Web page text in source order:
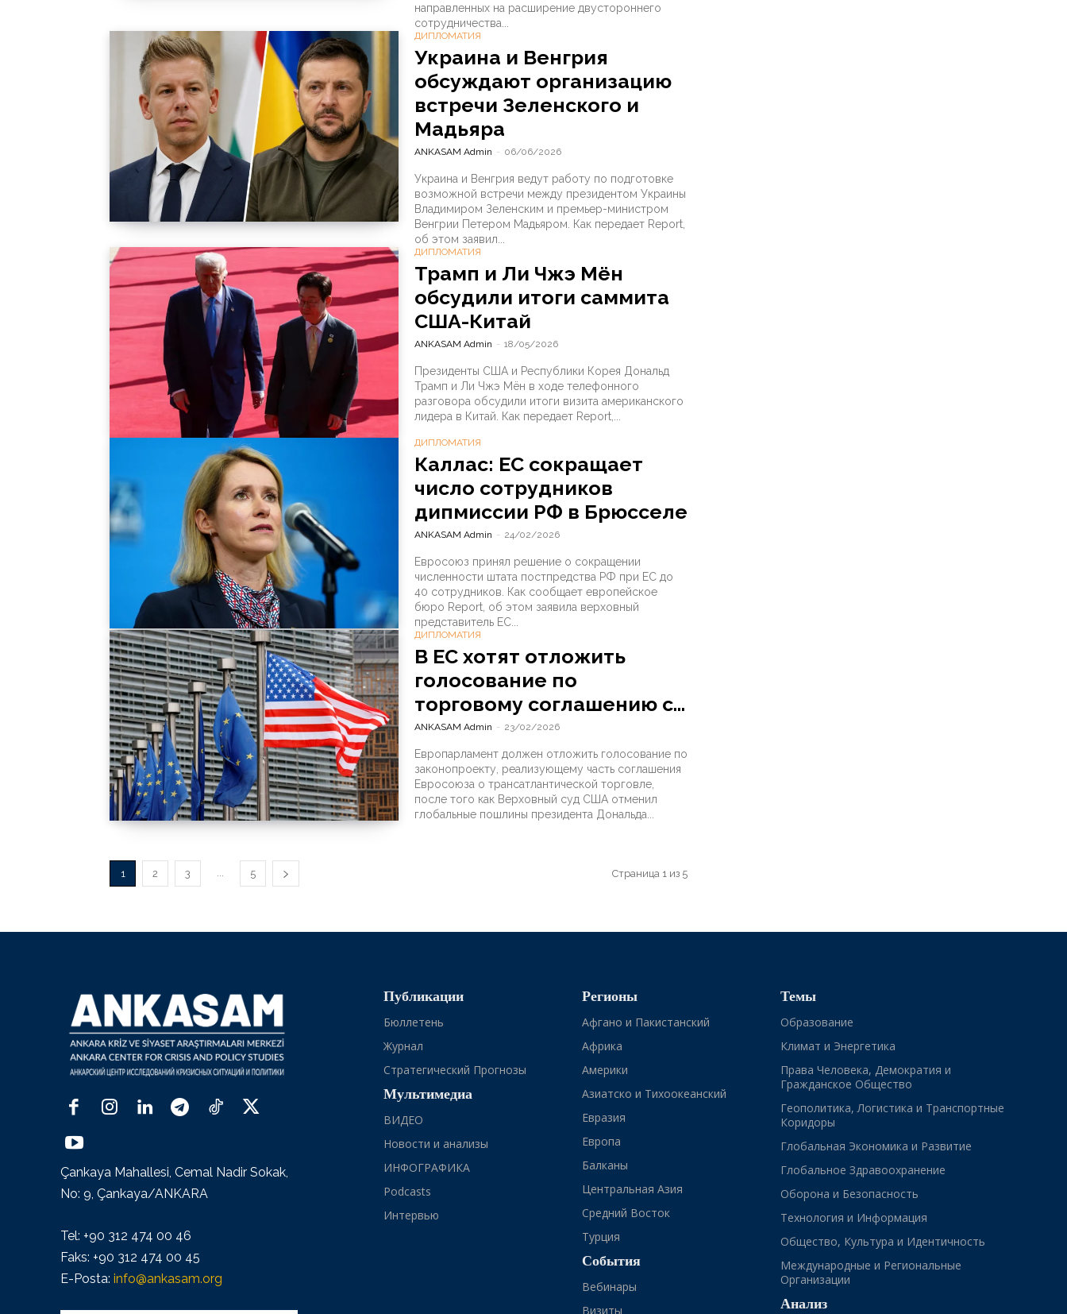
направленных на расширение двустороннего
сотрудничества...
ДИПЛОМАТИЯ
Украина и Венгрия
обсуждают организацию
встречи Зеленского и
Мадьяра
ANKASAM Admin - 06/06/2026
Украина и Венгрия ведут работу по подготовке
возможной встречи между президентом Украины
Владимиром Зеленским и премьер-министром
Венгрии Петером Мадьяром. Как передает Report,
об этом заявил...
ДИПЛОМАТИЯ
Трамп и Ли Чжэ Мён
обсудили итоги саммита
США-Китай
ANKASAM Admin - 18/05/2026
Президенты США и Республики Корея Дональд
Трамп и Ли Чжэ Мён в ходе телефонного
разговора обсудили итоги визита американского
лидера в Китай. Как передает Report,...
ДИПЛОМАТИЯ
Каллас: ЕС сокращает
число сотрудников
дипмиссии РФ в Брюсселе
ANKASAM Admin - 24/02/2026
Евросоюз принял решение о сокращении
численности штата постпредства РФ при ЕС до
40 сотрудников. Как сообщает европейское
бюро Report, об этом заявила верховный
представитель ЕС...
ДИПЛОМАТИЯ
В ЕС хотят отложить
голосование по
торговому соглашению с...
ANKASAM Admin - 23/02/2026
Европарламент должен отложить голосование по
законопроекту, реализующему часть соглашения
Евросоюза о трансатлантической торговле,
после того как Верховный суд США отменил
глобальные пошлины президента Дональда...
1 2 3 ... 5 Страница 1 из 5
Çankaya Mahallesi, Cemal Nadir Sokak,
No: 9, Çankaya/ANKARA
Tel: +90 312 474 00 46
Faks: +90 312 474 00 45
E-Posta: info@ankasam.org
Публикации
Бюллетень
Журнал
Стратегический Прогнозы
Мультимедиа
ВИДЕО
Новости и анализы
ИНФОГРАФИКА
Podcasts
Интервью
Регионы
Афгано и Пакистанский
Африка
Америки
Азиатско и Тихоокеанский
Евразия
Европа
Балканы
Центральная Азия
Средний Восток
Турция
События
Вебинары
Визиты
Темы
Образование
Климат и Энергетика
Права Человека, Демократия и
Гражданское Общество
Геополитика, Логистика и Транспортные
Коридоры
Глобальная Экономика и Развитие
Глобальное Здравоохранение
Оборона и Безопасность
Технология и Информация
Общество, Культура и Идентичность
Международные и Региональные
Организации
Анализ